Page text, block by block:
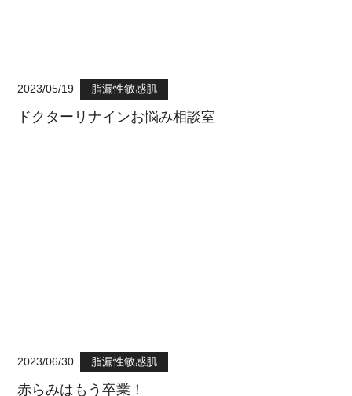
2023/05/19 脂漏性敏感肌
ドクターリナインお悩み相談室
2023/06/30 脂漏性敏感肌
赤らみはもう卒業！